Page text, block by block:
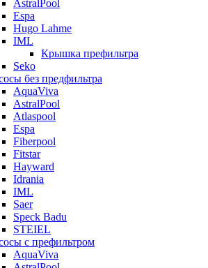
AstralPool
Espa
Hugo Lahme
IML
Крышка префильтра
Seko
без предфильтра
AquaViva
AstralPool
Atlaspool
Espa
Fiberpool
Fitstar
Hayward
Idrania
IML
Saer
Speck Badu
STEIEL
с префильтром
AquaViva